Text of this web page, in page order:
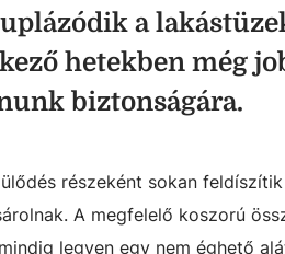
a
hetekben még
biztonságára.
részeként sokan
A megfelelő koszorú
legyen egy nem éghető